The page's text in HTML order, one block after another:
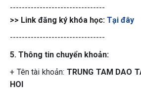
--------------------------------
>> Link đăng ký khóa học: Tại đây
--------------------------------
5. Thông tin chuyển khoản:
+ Tên tài khoản: TRUNG TAM DAO
HOI